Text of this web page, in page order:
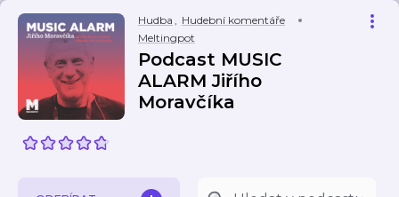
Hudba , Hudební komentáře
Meltingpot
Podcast MUSIC
ALARM Jiřího
Moravčíka